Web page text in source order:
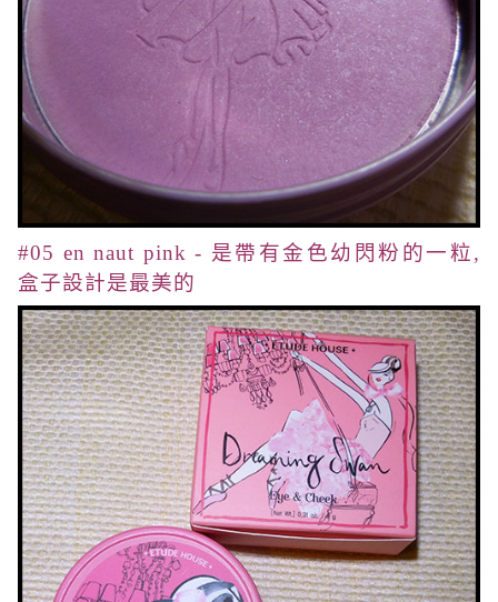
#05 en naut pink - 是帶有金色幼閃粉的一粒,
盒子設計是最美的